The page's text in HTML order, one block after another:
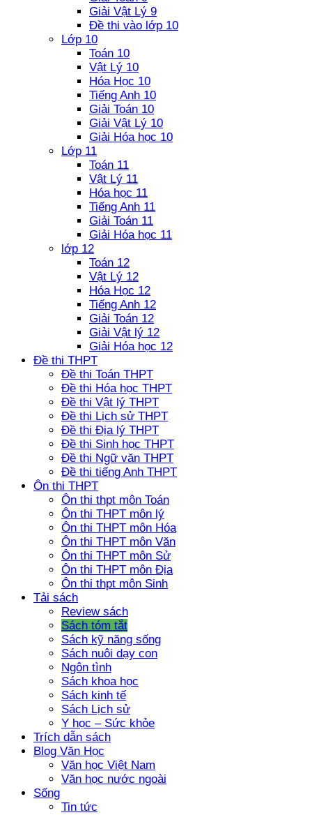
Giải Vật Lý 9
Đề thi vào lớp 10
Lớp 10
Toán 10
Vật Lý 10
Hóa Học 10
Tiếng Anh 10
Giải Toán 10
Giải Vật Lý 10
Giải Hóa học 10
Lớp 11
Toán 11
Vật Lý 11
Hóa học 11
Tiếng Anh 11
Giải Toán 11
Giải Hóa học 11
lớp 12
Toán 12
Vật Lý 12
Hóa Học 12
Tiếng Anh 12
Giải Toán 12
Giải Vật lý 12
Giải Hóa học 12
Đề thi THPT
Đề thi Toán THPT
Đề thi Hóa học THPT
Đề thi Vật lý THPT
Đề thi Lịch sử THPT
Đề thi Địa lý THPT
Đề thi Sinh học THPT
Đề thi Ngữ văn THPT
Đề thi tiếng Anh THPT
Ôn thi THPT
Ôn thi thpt môn Toán
Ôn thi THPT môn lý
Ôn thi THPT môn Hóa
Ôn thi THPT môn Văn
Ôn thi THPT môn Sử
Ôn thi THPT môn Địa
Ôn thi thpt môn Sinh
Tải sách
Review sách
Sách tóm tắt
Sách kỹ năng sống
Sách nuôi dạy con
Ngôn tình
Sách khoa học
Sách kinh tế
Sách Lịch sử
Y học – Sức khỏe
Trích dẫn sách
Blog Văn Học
Văn học Việt Nam
Văn học nước ngoài
Sống
Tin tức